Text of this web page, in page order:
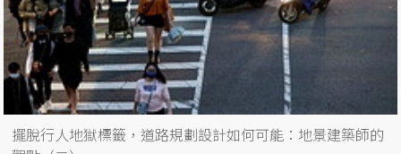
擺脫行人地獄標籤，道路規劃設計如何可能：地景建築師的